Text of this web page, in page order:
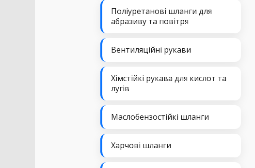
Поліуретанові шланги для
абразиву та повітря
Вентиляційні рукави
Хімстійкі рукава для кислот та
лугів
Маслобензостійкі шланги
Харчові шланги